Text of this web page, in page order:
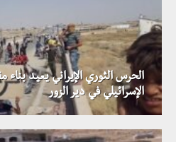
الحرس الثوري الإيراني يعيد بناء
الإسرائيلي في دير الزور